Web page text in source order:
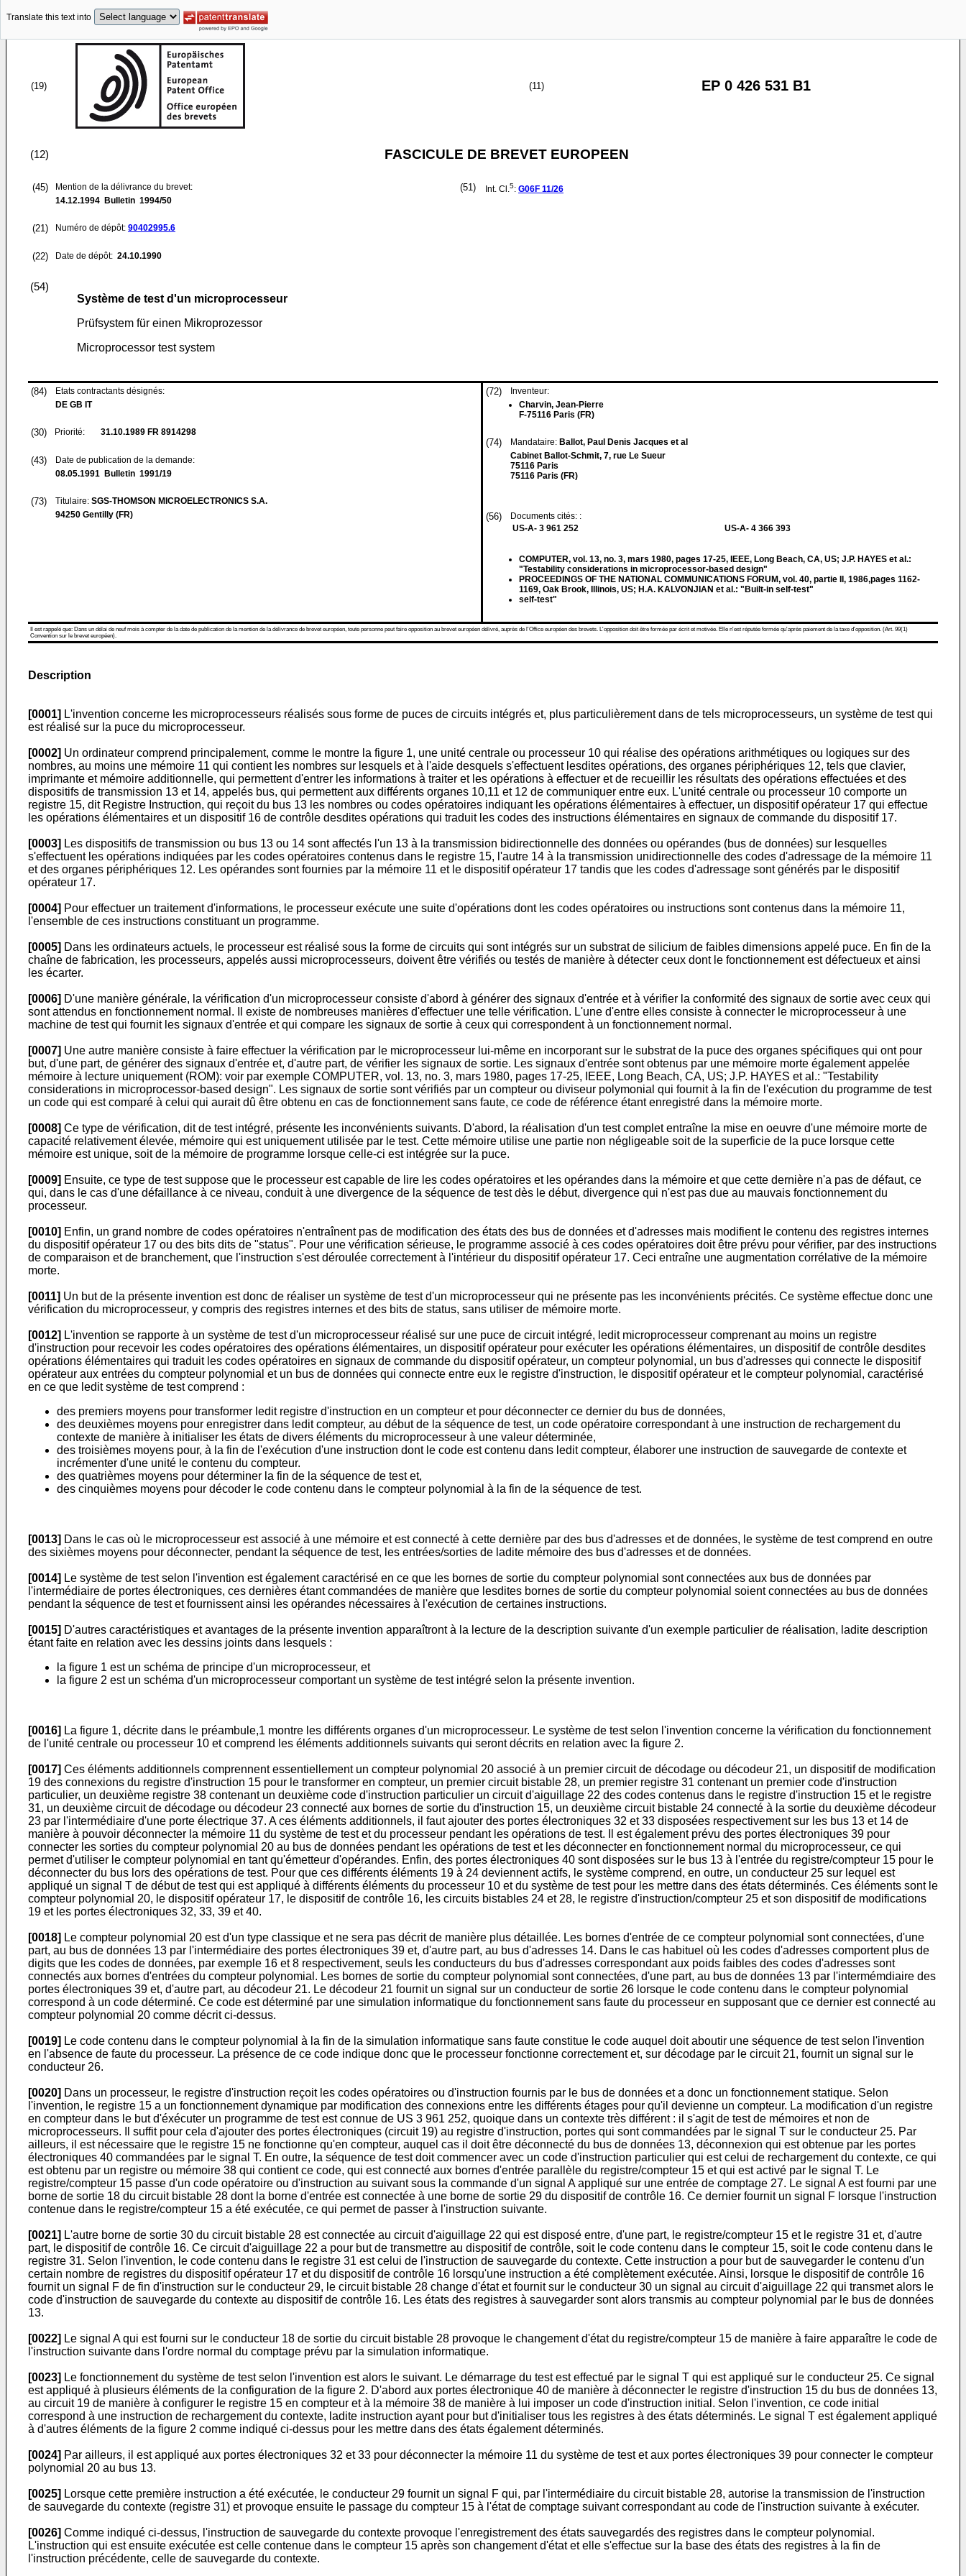
Translate this text into
(19) (11) EP 0 426 531 B1
(12) FASCICULE DE BREVET EUROPEEN
(45)
Mention de la délivrance du brevet:
14.12.1994 Bulletin 1994/50
(21) Numéro de dépôt: 90402995.6
(22) Date de dépôt: 24.10.1990
(51) Int. Cl.5: G06F 11/26
(54)
Système de test d'un microprocesseur
Prüfsystem für einen Mikroprozessor
Microprocessor test system
(84)
Etats contractants désignés:
DE GB IT
(30) Priorité: 31.10.1989 FR 8914298
(43)
Date de publication de la demande:
08.05.1991 Bulletin 1991/19
(73) Titulaire: SGS-THOMSON MICROELECTRONICS S.A.
94250 Gentilly (FR)
(72)
Inventeur:
Charvin, Jean-Pierre
F-75116 Paris (FR)
(74) Mandataire: Ballot, Paul Denis Jacques et al
Cabinet Ballot-Schmit, 7, rue Le Sueur
75116 Paris
75116 Paris (FR)
(56)
Documents cités: :
US-A- 3 961 252
US-A- 4 366 393
COMPUTER, vol. 13, no. 3, mars 1980, pages 17-25, IEEE, Long Beach, CA, US; J.P. HAYES et al.:
"Testability considerations in microprocessor-based design"
PROCEEDINGS OF THE NATIONAL COMMUNICATIONS FORUM, vol. 40, partie II, 1986,pages 1162-
1169, Oak Brook, Illinois, US; H.A. KALVONJIAN et al.: "Built-in self-test"
self-test"
Il est rappelé que: Dans un délai de neuf mois à compter de la date de publication de la mention de la délivrance de brevet européen, toute personne peut faire opposition au brevet européen délivré, auprès de l'Office européen des brevets. L'opposition doit être formée par écrit et motivée. Elle n'est réputée formée qu'après paiement de la taxe d'opposition. (Art. 99(1)
Convention sur le brevet européen).
Description
[0001] L'invention concerne les microprocesseurs réalisés sous forme de puces de circuits intégrés et, plus particulièrement dans de tels microprocesseurs, un système de test qui
est réalisé sur la puce du microprocesseur.
[0002] Un ordinateur comprend principalement, comme le montre la figure 1, une unité centrale ou processeur 10 qui réalise des opérations arithmétiques ou logiques sur des
nombres, au moins une mémoire 11 qui contient les nombres sur lesquels et à l'aide desquels s'effectuent lesdites opérations, des organes périphériques 12, tels que clavier,
imprimante et mémoire additionnelle, qui permettent d'entrer les informations à traiter et les opérations à effectuer et de recueillir les résultats des opérations effectuées et des
dispositifs de transmission 13 et 14, appelés bus, qui permettent aux différents organes 10,11 et 12 de communiquer entre eux. L'unité centrale ou processeur 10 comporte un
registre 15, dit Registre Instruction, qui reçoit du bus 13 les nombres ou codes opératoires indiquant les opérations élémentaires à effectuer, un dispositif opérateur 17 qui effectue
les opérations élémentaires et un dispositif 16 de contrôle desdites opérations qui traduit les codes des instructions élémentaires en signaux de commande du dispositif 17.
[0003] Les dispositifs de transmission ou bus 13 ou 14 sont affectés l'un 13 à la transmission bidirectionnelle des données ou opérandes (bus de données) sur lesquelles
s'effectuent les opérations indiquées par les codes opératoires contenus dans le registre 15, l'autre 14 à la transmission unidirectionnelle des codes d'adressage de la mémoire 11
et des organes périphériques 12. Les opérandes sont fournies par la mémoire 11 et le dispositif opérateur 17 tandis que les codes d'adressage sont générés par le dispositif
opérateur 17.
[0004] Pour effectuer un traitement d'informations, le processeur exécute une suite d'opérations dont les codes opératoires ou instructions sont contenus dans la mémoire 11,
l'ensemble de ces instructions constituant un programme.
[0005] Dans les ordinateurs actuels, le processeur est réalisé sous la forme de circuits qui sont intégrés sur un substrat de silicium de faibles dimensions appelé puce. En fin de la
chaîne de fabrication, les processeurs, appelés aussi microprocesseurs, doivent être vérifiés ou testés de manière à détecter ceux dont le fonctionnement est défectueux et ainsi
les écarter.
[0006] D'une manière générale, la vérification d'un microprocesseur consiste d'abord à générer des signaux d'entrée et à vérifier la conformité des signaux de sortie avec ceux qui
sont attendus en fonctionnement normal. Il existe de nombreuses manières d'effectuer une telle vérification. L'une d'entre elles consiste à connecter le microprocesseur à une
machine de test qui fournit les signaux d'entrée et qui compare les signaux de sortie à ceux qui correspondent à un fonctionnement normal.
[0007] Une autre manière consiste à faire effectuer la vérification par le microprocesseur lui-même en incorporant sur le substrat de la puce des organes spécifiques qui ont pour
but, d'une part, de générer des signaux d'entrée et, d'autre part, de vérifier les signaux de sortie. Les signaux d'entrée sont obtenus par une mémoire morte également appelée
mémoire à lecture uniquement (ROM): voir par exemple COMPUTER, vol. 13, no. 3, mars 1980, pages 17-25, IEEE, Long Beach, CA, US; J.P. HAYES et al.: "Testability
considerations in microprocessor-based design". Les signaux de sortie sont vérifiés par un compteur ou diviseur polymonial qui fournit à la fin de l'exécution du programme de test
un code qui est comparé à celui qui aurait dû être obtenu en cas de fonctionnement sans faute, ce code de référence étant enregistré dans la mémoire morte.
[0008] Ce type de vérification, dit de test intégré, présente les inconvénients suivants. D'abord, la réalisation d'un test complet entraîne la mise en oeuvre d'une mémoire morte de
capacité relativement élevée, mémoire qui est uniquement utilisée par le test. Cette mémoire utilise une partie non négligeable soit de la superficie de la puce lorsque cette
mémoire est unique, soit de la mémoire de programme lorsque celle-ci est intégrée sur la puce.
[0009] Ensuite, ce type de test suppose que le processeur est capable de lire les codes opératoires et les opérandes dans la mémoire et que cette dernière n'a pas de défaut, ce
qui, dans le cas d'une défaillance à ce niveau, conduit à une divergence de la séquence de test dès le début, divergence qui n'est pas due au mauvais fonctionnement du
processeur.
[0010] Enfin, un grand nombre de codes opératoires n'entraînent pas de modification des états des bus de données et d'adresses mais modifient le contenu des registres internes
du dispositif opérateur 17 ou des bits dits de "status". Pour une vérification sérieuse, le programme associé à ces codes opératoires doit être prévu pour vérifier, par des instructions
de comparaison et de branchement, que l'instruction s'est déroulée correctement à l'intérieur du dispositif opérateur 17. Ceci entraîne une augmentation corrélative de la mémoire
morte.
[0011] Un but de la présente invention est donc de réaliser un système de test d'un microprocesseur qui ne présente pas les inconvénients précités. Ce système effectue donc une
vérification du microprocesseur, y compris des registres internes et des bits de status, sans utiliser de mémoire morte.
[0012] L'invention se rapporte à un système de test d'un microprocesseur réalisé sur une puce de circuit intégré, ledit microprocesseur comprenant au moins un registre
d'instruction pour recevoir les codes opératoires des opérations élémentaires, un dispositif opérateur pour exécuter les opérations élémentaires, un dispositif de contrôle desdites
opérations élémentaires qui traduit les codes opératoires en signaux de commande du dispositif opérateur, un compteur polynomial, un bus d'adresses qui connecte le dispositif
opérateur aux entrées du compteur polynomial et un bus de données qui connecte entre eux le registre d'instruction, le dispositif opérateur et le compteur polynomial, caractérisé
en ce que ledit système de test comprend :
des premiers moyens pour transformer ledit registre d'instruction en un compteur et pour déconnecter ce dernier du bus de données,
des deuxièmes moyens pour enregistrer dans ledit compteur, au début de la séquence de test, un code opératoire correspondant à une instruction de rechargement du
contexte de manière à initialiser les états de divers éléments du microprocesseur à une valeur déterminée,
des troisièmes moyens pour, à la fin de l'exécution d'une instruction dont le code est contenu dans ledit compteur, élaborer une instruction de sauvegarde de contexte et
incrémenter d'une unité le contenu du compteur.
des quatrièmes moyens pour déterminer la fin de la séquence de test et,
des cinquièmes moyens pour décoder le code contenu dans le compteur polynomial à la fin de la séquence de test.
[0013] Dans le cas où le microprocesseur est associé à une mémoire et est connecté à cette dernière par des bus d'adresses et de données, le système de test comprend en outre
des sixièmes moyens pour déconnecter, pendant la séquence de test, les entrées/sorties de ladite mémoire des bus d'adresses et de données.
[0014] Le système de test selon l'invention est également caractérisé en ce que les bornes de sortie du compteur polynomial sont connectées aux bus de données par
l'intermédiaire de portes électroniques, ces dernières étant commandées de manière que lesdites bornes de sortie du compteur polynomial soient connectées au bus de données
pendant la séquence de test et fournissent ainsi les opérandes nécessaires à l'exécution de certaines instructions.
[0015] D'autres caractéristiques et avantages de la présente invention apparaîtront à la lecture de la description suivante d'un exemple particulier de réalisation, ladite description
étant faite en relation avec les dessins joints dans lesquels :
la figure 1 est un schéma de principe d'un microprocesseur, et
la figure 2 est un schéma d'un microprocesseur comportant un système de test intégré selon la présente invention.
[0016] La figure 1, décrite dans le préambule,1 montre les différents organes d'un microprocesseur. Le système de test selon l'invention concerne la vérification du fonctionnement
de l'unité centrale ou processeur 10 et comprend les éléments additionnels suivants qui seront décrits en relation avec la figure 2.
[0017] Ces éléments additionnels comprennent essentiellement un compteur polynomial 20 associé à un premier circuit de décodage ou décodeur 21, un dispositif de modification
19 des connexions du registre d'instruction 15 pour le transformer en compteur, un premier circuit bistable 28, un premier registre 31 contenant un premier code d'instruction
particulier, un deuxième registre 38 contenant un deuxième code d'instruction particulier un circuit d'aiguillage 22 des codes contenus dans le registre d'instruction 15 et le registre
31, un deuxième circuit de décodage ou décodeur 23 connecté aux bornes de sortie du d'instruction 15, un deuxième circuit bistable 24 connecté à la sortie du deuxième décodeur
23 par l'intermédiaire d'une porte électrique 37. A ces éléments additionnels, il faut ajouter des portes électroniques 32 et 33 disposées respectivement sur les bus 13 et 14 de
manière à pouvoir déconnecter la mémoire 11 du système de test et du processeur pendant les opérations de test. Il est également prévu des portes électroniques 39 pour
connecter les sorties du compteur polynomial 20 au bus de données pendant les opérations de test et les déconnecter en fonctionnement normal du microprocesseur, ce qui
permet d'utiliser le compteur polynomial en tant qu'émetteur d'opérandes. Enfin, des portes électroniques 40 sont disposées sur le bus 13 à l'entrée du registre/compteur 15 pour le
déconnecter du bus lors des opérations de test. Pour que ces différents éléments 19 à 24 deviennent actifs, le système comprend, en outre, un conducteur 25 sur lequel est
appliqué un signal T de début de test qui est appliqué à différents éléments du processeur 10 et du système de test pour les mettre dans des états déterminés. Ces éléments sont le
compteur polynomial 20, le dispositif opérateur 17, le dispositif de contrôle 16, les circuits bistables 24 et 28, le registre d'instruction/compteur 25 et son dispositif de modifications
19 et les portes électroniques 32, 33, 39 et 40.
[0018] Le compteur polynomial 20 est d'un type classique et ne sera pas décrit de manière plus détaillée. Les bornes d'entrée de ce compteur polynomial sont connectées, d'une
part, au bus de données 13 par l'intermédiaire des portes électroniques 39 et, d'autre part, au bus d'adresses 14. Dans le cas habituel où les codes d'adresses comportent plus de
digits que les codes de données, par exemple 16 et 8 respectivement, seuls les conducteurs du bus d'adresses correspondant aux poids faibles des codes d'adresses sont
connectés aux bornes d'entrées du compteur polynomial. Les bornes de sortie du compteur polynomial sont connectées, d'une part, au bus de données 13 par l'intermémdiaire des
portes électroniques 39 et, d'autre part, au décodeur 21. Le décodeur 21 fournit un signal sur un conducteur de sortie 26 lorsque le code contenu dans le compteur polynomial
correspond à un code déterminé. Ce code est déterminé par une simulation informatique du fonctionnement sans faute du processeur en supposant que ce dernier est connecté au
compteur polynomial 20 comme décrit ci-dessus.
[0019] Le code contenu dans le compteur polynomial à la fin de la simulation informatique sans faute constitue le code auquel doit aboutir une séquence de test selon l'invention
en l'absence de faute du processeur. La présence de ce code indique donc que le processeur fonctionne correctement et, sur décodage par le circuit 21, fournit un signal sur le
conducteur 26.
[0020] Dans un processeur, le registre d'instruction reçoit les codes opératoires ou d'instruction fournis par le bus de données et a donc un fonctionnement statique. Selon
l'invention, le registre 15 a un fonctionnement dynamique par modification des connexions entre les différents étages pour qu'il devienne un compteur. La modification d'un registre
en compteur dans le but d'éxécuter un programme de test est connue de US 3 961 252, quoique dans un contexte très différent : il s'agit de test de mémoires et non de
microprocesseurs. Il suffit pour cela d'ajouter des portes électroniques (circuit 19) au registre d'instruction, portes qui sont commandées par le signal T sur le conducteur 25. Par
ailleurs, il est nécessaire que le registre 15 ne fonctionne qu'en compteur, auquel cas il doit être déconnecté du bus de données 13, déconnexion qui est obtenue par les portes
électroniques 40 commandées par le signal T. En outre, la séquence de test doit commencer avec un code d'instruction particulier qui est celui de rechargement du contexte, ce qui
est obtenu par un registre ou mémoire 38 qui contient ce code, qui est connecté aux bornes d'entrée parallèle du registre/compteur 15 et qui est activé par le signal T. Le
registre/compteur 15 passe d'un code opératoire ou d'instruction au suivant sous la commande d'un signal A appliqué sur une entrée de comptage 27. Le signal A est fourni par une
borne de sortie 18 du circuit bistable 28 dont la borne d'entrée est connectée à une borne de sortie 29 du dispositif de contrôle 16. Ce dernier fournit un signal F lorsque l'instruction
contenue dans le registre/compteur 15 a été exécutée, ce qui permet de passer à l'instruction suivante.
[0021] L'autre borne de sortie 30 du circuit bistable 28 est connectée au circuit d'aiguillage 22 qui est disposé entre, d'une part, le registre/compteur 15 et le registre 31 et, d'autre
part, le dispositif de contrôle 16. Ce circuit d'aiguillage 22 a pour but de transmettre au dispositif de contrôle, soit le code contenu dans le compteur 15, soit le code contenu dans le
registre 31. Selon l'invention, le code contenu dans le registre 31 est celui de l'instruction de sauvegarde du contexte. Cette instruction a pour but de sauvegarder le contenu d'un
certain nombre de registres du dispositif opérateur 17 et du dispositif de contrôle 16 lorsqu'une instruction a été complètement exécutée. Ainsi, lorsque le dispositif de contrôle 16
fournit un signal F de fin d'instruction sur le conducteur 29, le circuit bistable 28 change d'état et fournit sur le conducteur 30 un signal au circuit d'aiguillage 22 qui transmet alors le
code d'instruction de sauvegarde du contexte au dispositif de contrôle 16. Les états des registres à sauvegarder sont alors transmis au compteur polynomial par le bus de données
13.
[0022] Le signal A qui est fourni sur le conducteur 18 de sortie du circuit bistable 28 provoque le changement d'état du registre/compteur 15 de manière à faire apparaître le code de
l'instruction suivante dans l'ordre normal du comptage prévu par la simulation informatique.
[0023] Le fonctionnement du système de test selon l'invention est alors le suivant. Le démarrage du test est effectué par le signal T qui est appliqué sur le conducteur 25. Ce signal
est appliqué à plusieurs éléments de la configuration de la figure 2. D'abord aux portes électronique 40 de manière à déconnecter le registre d'instruction 15 du bus de données 13,
au circuit 19 de manière à configurer le registre 15 en compteur et à la mémoire 38 de manière à lui imposer un code d'instruction initial. Selon l'invention, ce code initial
correspond à une instruction de rechargement du contexte, ladite instruction ayant pour but d'initialiser tous les registres à des états déterminés. Le signal T est également appliqué
à d'autres éléments de la figure 2 comme indiqué ci-dessus pour les mettre dans des états également déterminés.
[0024] Par ailleurs, il est appliqué aux portes électroniques 32 et 33 pour déconnecter la mémoire 11 du système de test et aux portes électroniques 39 pour connecter le compteur
polynomial 20 au bus 13.
[0025] Lorsque cette première instruction a été exécutée, le conducteur 29 fournit un signal F qui, par l'intermédiaire du circuit bistable 28, autorise la transmission de l'instruction
de sauvegarde du contexte (registre 31) et provoque ensuite le passage du compteur 15 à l'état de comptage suivant correspondant au code de l'instruction suivante à exécuter.
[0026] Comme indiqué ci-dessus, l'instruction de sauvegarde du contexte provoque l'enregistrement des états sauvegardés des registres dans le compteur polynomial.
L'instruction qui est ensuite exécutée est celle contenue dans le compteur 15 après son changement d'état et elle s'effectue sur la base des états des registres à la fin de
l'instruction précédente, celle de sauvegarde du contexte.